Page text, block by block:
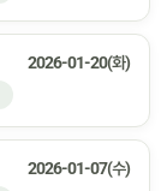
2026-01-20(화)
2026-01-07(수)